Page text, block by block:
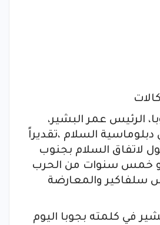
الرئيس عمر البشير،
السلام ،تقديراً
لاتفاق السلام بجنوب
خمس سنوات من الحرب
سلفاكير والمعارضة
في كلمته بجوبا اليوم